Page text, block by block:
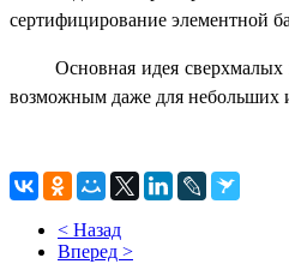
сертифицирование элементной
Основная идея сверхмалых
возможным даже для небольших
< Назад
Вперед >